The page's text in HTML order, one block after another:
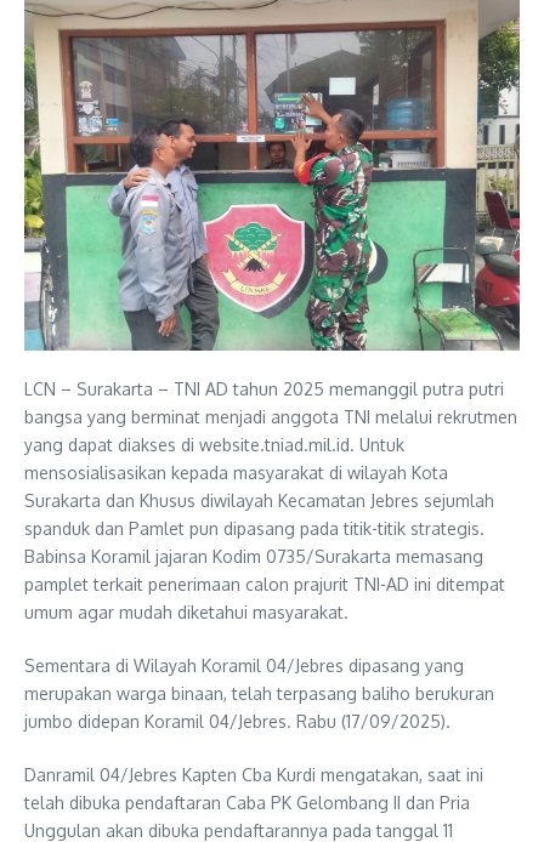
LCN – Surakarta – TNI AD tahun 2025 memanggil putra putri
bangsa yang berminat menjadi anggota TNI melalui rekrutmen
yang dapat diakses di website.tniad.mil.id. Untuk
mensosialisasikan kepada masyarakat di wilayah Kota
Surakarta dan Khusus diwilayah Kecamatan Jebres sejumlah
spanduk dan Pamlet pun dipasang pada titik-titik strategis.
Babinsa Koramil jajaran Kodim 0735/Surakarta memasang
pamplet terkait penerimaan calon prajurit TNI-AD ini ditempat
umum agar mudah diketahui masyarakat.
Sementara di Wilayah Koramil 04/Jebres dipasang yang
merupakan warga binaan, telah terpasang baliho berukuran
jumbo didepan Koramil 04/Jebres. Rabu (17/09/2025).
Danramil 04/Jebres Kapten Cba Kurdi mengatakan, saat ini
telah dibuka pendaftaran Caba PK Gelombang II dan Pria
Unggulan akan dibuka pendaftarannya pada tanggal 11